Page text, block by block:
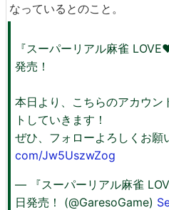
なっているとのこと。
『スーパーリアル麻雀
発売！
本日より、こちらのアカウン
トしていきます！
ぜひ、フォローよろしくお願
com/Jw5UszwZog
— 『スーパーリアル麻雀
日発売！ (@GaresoGame)